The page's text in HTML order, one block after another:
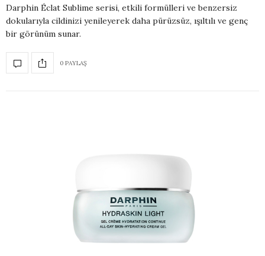
Darphin Éclat Sublime serisi, etkili formülleri ve benzersiz
dokularıyla cildinizi yenileyerek daha pürüzsüz, ışıltılı ve genç
bir görünüm sunar.
0 PAYLAŞ